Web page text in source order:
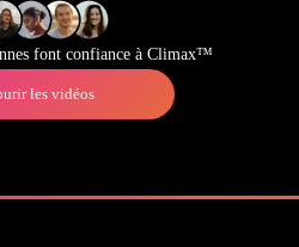
font confiance à Climax™
les vidéos